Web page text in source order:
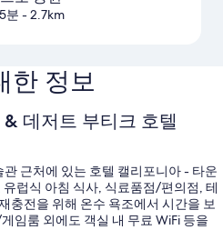
분 - 2.7km
한 정보
데저트 부티크 호텔
근처에 있는 호텔 캘리포니아 - 타운
럽식 아침 식사, 식료품점/편의점, 테
충전을 위해 온수 욕조에서 시간을 보
임룸 외에도 객실 내 무료 WiFi 등을